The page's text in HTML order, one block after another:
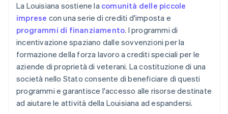
La Louisiana sostiene la comunità delle piccole
imprese con una serie di crediti d'imposta e
programmi di finanziamento. I programmi di
incentivazione spaziano dalle sovvenzioni per la
formazione della forza lavoro a crediti speciali per le
aziende di proprietà di veterani. La costituzione di una
società nello Stato consente di beneficiare di questi
programmi e garantisce l'accesso alle risorse destinate
ad aiutare le attività della Louisiana ad espandersi.